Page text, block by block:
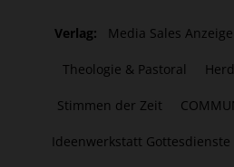
Verlag: Media Sales
Theologie & Pastoral
Stimmen der Zeit
Ideenwerkstatt Gottesdienste